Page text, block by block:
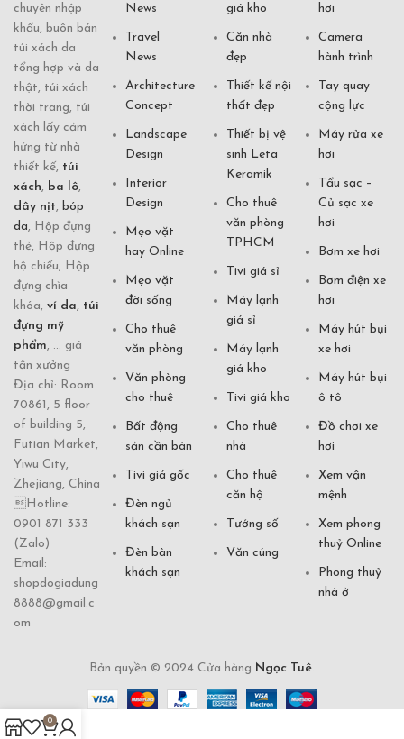
chuyên nhập
khẩu, buôn bán
túi xách da
tổng hợp và da
thật, túi xách
thời trang, túi
xách lấy cảm
hứng từ nhà
thiết kế, túi
xách, ba lô,
dây nịt, bóp
da, Hộp đựng
thẻ, Hộp đựng
hộ chiếu, Hộp
đựng chìa
khóa, ví da, túi
đựng mỹ
phẩm, ... giá
tận xưởng
Địa chỉ: Room
70861, 5 floor
of building 5,
Futian Market,
Yiwu City,
Zhejiang, China
Hotline:
0901 871 333
(Zalo)
Email:
shopdogiadung
8888@gmail.c
om
News
Travel
News
Architecture
Concept
Landscape
Design
Interior
Design
Mẹo vặt
hay Online
Mẹo vặt
đời sống
Cho thuê
văn phòng
Văn phòng
cho thuê
Bất động
sản cần bán
Tivi giá gốc
Đèn ngủ
khách sạn
Đèn bàn
khách sạn
giá kho
Căn nhà
đẹp
Thiết kế nội
thất đẹp
Thiết bị vệ
sinh Leta
Keramik
Cho thuê
văn phòng
TPHCM
Tivi giá sỉ
Máy lạnh
giá sỉ
Máy lạnh
giá kho
Tivi giá kho
Cho thuê
nhà
Cho thuê
căn hộ
Tướng số
Văn cúng
hơi
Camera
hành trình
Tay quay
cộng lực
Máy rửa xe
hơi
Tẩu sạc –
Củ sạc xe
hơi
Bơm xe hơi
Bơm điện xe
hơi
Máy hút bụi
xe hơi
Máy hút bụi
ô tô
Đồ chơi xe
hơi
Xem vận
mệnh
Xem phong
thuỷ Online
Phong thuỷ
nhà ở
Bản quyền © 2024 Cửa hàng Ngọc Tuê.
0